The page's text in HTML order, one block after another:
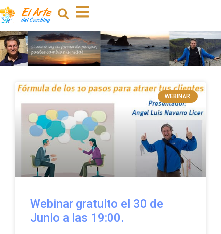
WEBINAR
Webinar gratuito el 30 de
Junio a las 19:00.